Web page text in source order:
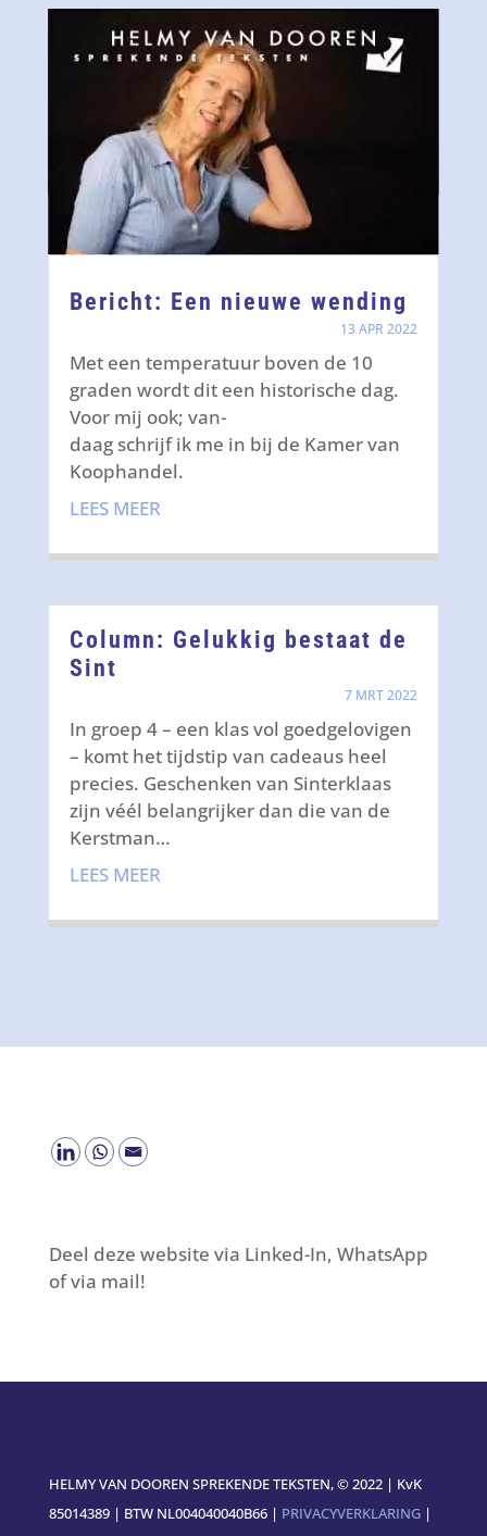
Bericht: Een nieuwe wending
13 APR 2022
Met een temperatuur boven de 10
graden wordt dit een historische dag.
Voor mij ook; van-
daag schrijf ik me in bij de Kamer van
Koophandel.
LEES MEER
Column: Gelukkig bestaat de
Sint
7 MRT 2022
In groep 4 – een klas vol goedgelovigen
– komt het tijdstip van cadeaus heel
precies. Geschenken van Sinterklaas
zijn véél belangrijker dan die van de
Kerstman…
LEES MEER
Deel deze website via Linked-In, WhatsApp
of via mail!
HELMY VAN DOOREN SPREKENDE TEKSTEN, © 2022 | KvK
85014389 | BTW NL004040040B66 | PRIVACYVERKLARING|